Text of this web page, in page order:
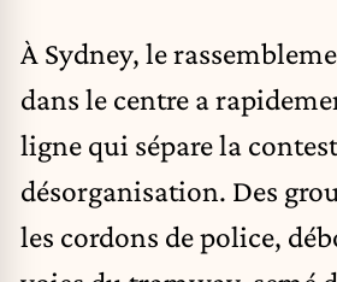
À Sydney, le
dans le centre a
ligne qui sépare la
désorganisation. Des
les cordons de police,